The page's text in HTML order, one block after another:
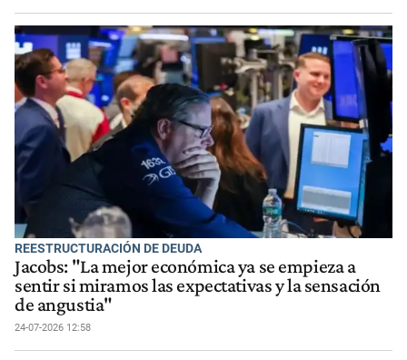
REESTRUCTURACIÓN DE DEUDA
Jacobs: "La mejor económica ya se empieza a
sentir si miramos las expectativas y la sensación
de angustia"
24-07-2026 12:58